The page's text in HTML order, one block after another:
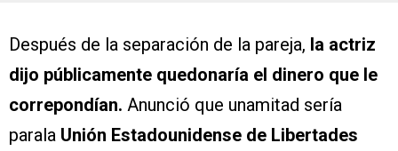
Después de la separación de la pareja, la actriz
dijo públicamente quedonaría el dinero que le
correpondían. Anunció que unamitad sería
parala Unión Estadounidense de Libertades